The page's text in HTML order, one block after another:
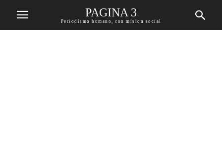
PAGINA 3
Periodismo humano, con mision social